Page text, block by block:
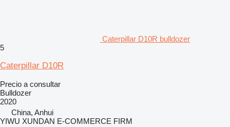
Caterpillar D10R bulldozer
5
Caterpillar D10R
Precio a consultar
Bulldozer
2020
China, Anhui
YIWU XUNDAN E-COMMERCE FIRM